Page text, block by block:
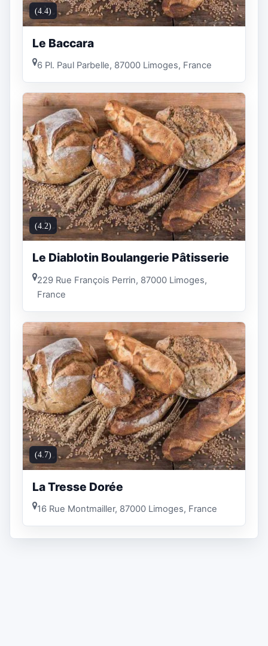
(4.4)
Le Baccara
6 Pl. Paul Parbelle, 87000 Limoges, France
(4.2)
Le Diablotin Boulangerie Pâtisserie
229 Rue François Perrin, 87000 Limoges,
France
(4.7)
La Tresse Dorée
16 Rue Montmailler, 87000 Limoges, France